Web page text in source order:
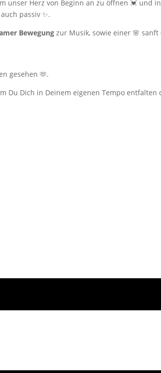
unser Herz von Beginn an zu öffnen 💓 und
passiv ✨.
Bewegung zur Musik, sowie einer 🌸
gesehen 🫶.
Du Dich in Deinem eigenen Tempo